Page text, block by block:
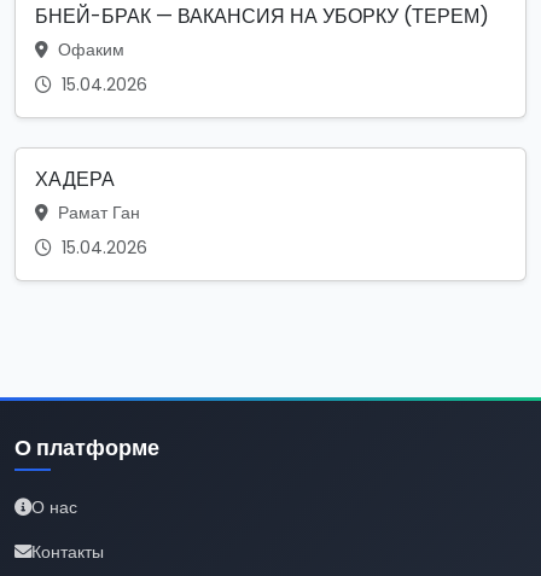
БНЕЙ-БРАК — ВАКАНСИЯ НА УБОРКУ (ТЕРЕМ)
Офаким
15.04.2026
ХАДЕРА
Рамат Ган
15.04.2026
О платформе
О нас
Контакты